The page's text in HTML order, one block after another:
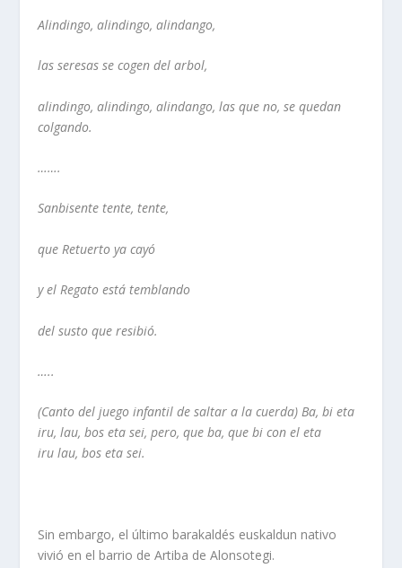
Alindingo, alindingo, alindango,
las seresas se cogen del arbol,
alindingo, alindingo, alindango, las que no, se quedan
colgando.
…….
Sanbisente tente, tente,
que Retuerto ya cayó
y el Regato está temblando
del susto que resibió.
…..
(Canto del juego infantil de saltar a la cuerda) Ba, bi eta
iru,lau, bos eta sei, pero, que ba, que bi con el eta
iru lau, bos eta sei.
Sin embargo, el último barakaldés euskaldun nativo
vivió en el barrio de Artiba de Alonsotegi.